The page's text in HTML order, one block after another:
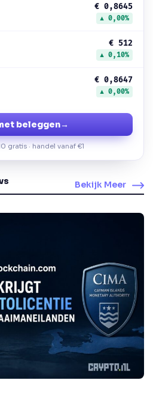
€ 0,8645
▲ 0,00%
€ 512
▲ 0,10%
€ 0,8647
▲ 0,00%
beleggen→
gratis · handel vanaf €1
Bekijk Meer